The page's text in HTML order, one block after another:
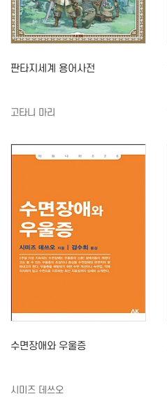
판타지세계 용어사전
고타니 마리
수면장애와 우울증
시미즈 데쓰오